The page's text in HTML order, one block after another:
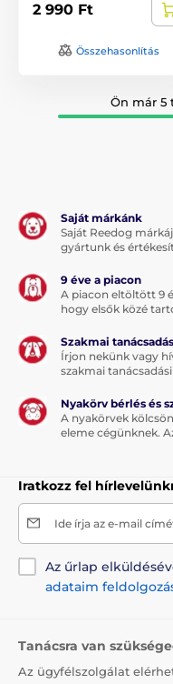
2 990 Ft
Összehasonlítás
Ön már 5
Saját márkánk
Saját Reedog
gyártunk és
9 éve a piacon
A piacon eltöltött 9
hogy elsők közé
Szakmai tanácsadás
Írjon nekünk vagy
szakmai
Nyakörv bérlés és
A nyakörvek
eleme cégünknek.
Iratkozz fel
Ide írja az e-mail
Az űrlap
adataim
Tanácsra van
Az ügyfélszolgálat